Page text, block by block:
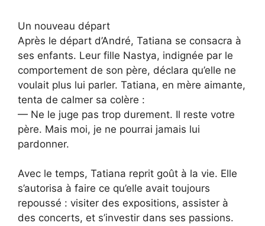
Un nouveau départ
Après le départ d’André, Tatiana se consacra à
ses enfants. Leur fille Nastya, indignée par le
comportement de son père, déclara qu’elle ne
voulait plus lui parler. Tatiana, en mère aimante,
tenta de calmer sa colère :
— Ne le juge pas trop durement. Il reste votre
père. Mais moi, je ne pourrai jamais lui
pardonner.
Avec le temps, Tatiana reprit goût à la vie. Elle
s’autorisa à faire ce qu’elle avait toujours
repoussé : visiter des expositions, assister à
des concerts, et s’investir dans ses passions.